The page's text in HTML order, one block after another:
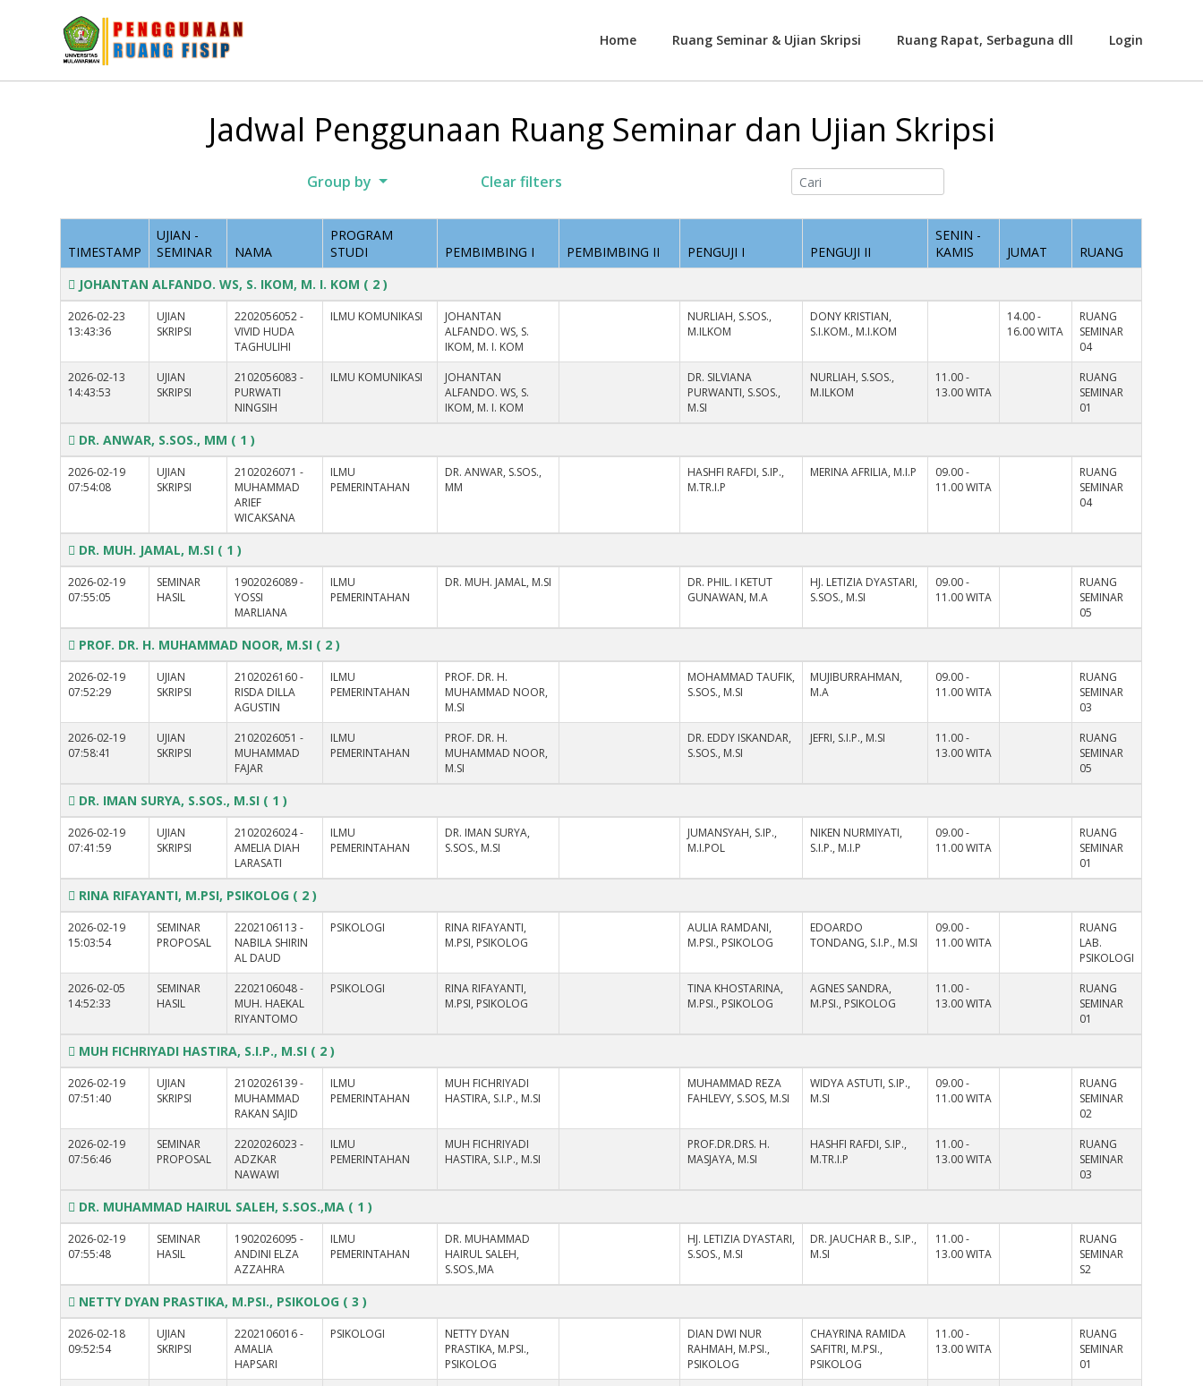
Home Ruang Seminar & Ujian Skripsi Ruang Rapat, Serbaguna dll Login
Jadwal Penggunaan Ruang Seminar dan Ujian Skripsi
Group by Clear filters
TIMESTAMP
UJIAN -
SEMINAR
NAMA
PROGRAM
STUDI
PEMBIMBING I PEMBIMBING II PENGUJI I PENGUJI II
SENIN -
KAMIS
JUMAT
RUANG
JOHANTAN ALFANDO. WS, S. IKOM, M. I. KOM ( 2 )
2026-02-23
13:43:36
UJIAN
SKRIPSI
2202056052 -
VIVID HUDA
TAGHULIHI
ILMU KOMUNIKASI
JOHANTAN
ALFANDO. WS, S.
IKOM, M. I. KOM
NURLIAH, S.SOS.,
M.ILKOM
DONY KRISTIAN,
S.I.KOM., M.I.KOM
14.00 -
16.00 WITA
RUANG
SEMINAR
04
2026-02-13
14:43:53
UJIAN
SKRIPSI
2102056083 -
PURWATI
NINGSIH
ILMU KOMUNIKASI
JOHANTAN
ALFANDO. WS, S.
IKOM, M. I. KOM
DR. SILVIANA
PURWANTI, S.SOS.,
M.SI
NURLIAH, S.SOS.,
M.ILKOM
11.00 -
13.00 WITA
RUANG
SEMINAR
01
DR. ANWAR, S.SOS., MM ( 1 )
2026-02-19
07:54:08
UJIAN
SKRIPSI
2102026071 -
MUHAMMAD
ARIEF
WICAKSANA
ILMU
PEMERINTAHAN
DR. ANWAR, S.SOS.,
MM
HASHFI RAFDI, S.IP.,
M.TR.I.P
MERINA AFRILIA, M.I.P
09.00 -
11.00 WITA
RUANG
SEMINAR
04
DR. MUH. JAMAL, M.SI ( 1 )
2026-02-19
07:55:05
SEMINAR
HASIL
1902026089 -
YOSSI
MARLIANA
ILMU
PEMERINTAHAN
DR. MUH. JAMAL, M.SI
DR. PHIL. I KETUT
GUNAWAN, M.A
HJ. LETIZIA DYASTARI,
S.SOS., M.SI
09.00 -
11.00 WITA
RUANG
SEMINAR
05
PROF. DR. H. MUHAMMAD NOOR, M.SI ( 2 )
2026-02-19
07:52:29
UJIAN
SKRIPSI
2102026160 -
RISDA DILLA
AGUSTIN
ILMU
PEMERINTAHAN
PROF. DR. H.
MUHAMMAD NOOR,
M.SI
MOHAMMAD TAUFIK,
S.SOS., M.SI
MUJIBURRAHMAN,
M.A
09.00 -
11.00 WITA
RUANG
SEMINAR
03
2026-02-19
07:58:41
UJIAN
SKRIPSI
2102026051 -
MUHAMMAD
FAJAR
ILMU
PEMERINTAHAN
PROF. DR. H.
MUHAMMAD NOOR,
M.SI
DR. EDDY ISKANDAR,
S.SOS., M.SI
JEFRI, S.I.P., M.SI
11.00 -
13.00 WITA
RUANG
SEMINAR
05
DR. IMAN SURYA, S.SOS., M.SI ( 1 )
2026-02-19
07:41:59
UJIAN
SKRIPSI
2102026024 -
AMELIA DIAH
LARASATI
ILMU
PEMERINTAHAN
DR. IMAN SURYA,
S.SOS., M.SI
JUMANSYAH, S.IP.,
M.I.POL
NIKEN NURMIYATI,
S.I.P., M.I.P
09.00 -
11.00 WITA
RUANG
SEMINAR
01
RINA RIFAYANTI, M.PSI, PSIKOLOG ( 2 )
2026-02-19
15:03:54
SEMINAR
PROPOSAL
2202106113 -
NABILA SHIRIN
AL DAUD
PSIKOLOGI
RINA RIFAYANTI,
M.PSI, PSIKOLOG
AULIA RAMDANI,
M.PSI., PSIKOLOG
EDOARDO
TONDANG, S.I.P., M.SI
09.00 -
11.00 WITA
RUANG
LAB.
PSIKOLOGI
2026-02-05
14:52:33
SEMINAR
HASIL
2202106048 -
MUH. HAEKAL
RIYANTOMO
PSIKOLOGI
RINA RIFAYANTI,
M.PSI, PSIKOLOG
TINA KHOSTARINA,
M.PSI., PSIKOLOG
AGNES SANDRA,
M.PSI., PSIKOLOG
11.00 -
13.00 WITA
RUANG
SEMINAR
01
MUH FICHRIYADI HASTIRA, S.I.P., M.SI ( 2 )
2026-02-19
07:51:40
UJIAN
SKRIPSI
2102026139 -
MUHAMMAD
RAKAN SAJID
ILMU
PEMERINTAHAN
MUH FICHRIYADI
HASTIRA, S.I.P., M.SI
MUHAMMAD REZA
FAHLEVY, S.SOS, M.SI
WIDYA ASTUTI, S.IP.,
M.SI
09.00 -
11.00 WITA
RUANG
SEMINAR
02
2026-02-19
07:56:46
SEMINAR
PROPOSAL
2202026023 -
ADZKAR
NAWAWI
ILMU
PEMERINTAHAN
MUH FICHRIYADI
HASTIRA, S.I.P., M.SI
PROF.DR.DRS. H.
MASJAYA, M.SI
HASHFI RAFDI, S.IP.,
M.TR.I.P
11.00 -
13.00 WITA
RUANG
SEMINAR
03
DR. MUHAMMAD HAIRUL SALEH, S.SOS.,MA ( 1 )
2026-02-19
07:55:48
SEMINAR
HASIL
1902026095 -
ANDINI ELZA
AZZAHRA
ILMU
PEMERINTAHAN
DR. MUHAMMAD
HAIRUL SALEH,
S.SOS.,MA
HJ. LETIZIA DYASTARI,
S.SOS., M.SI
DR. JAUCHAR B., S.IP.,
M.SI
11.00 -
13.00 WITA
RUANG
SEMINAR
S2
NETTY DYAN PRASTIKA, M.PSI., PSIKOLOG ( 3 )
2026-02-18
09:52:54
UJIAN
SKRIPSI
2202106016 -
AMALIA
HAPSARI
PSIKOLOGI
NETTY DYAN
PRASTIKA, M.PSI.,
PSIKOLOG
DIAN DWI NUR
RAHMAH, M.PSI.,
PSIKOLOG
CHAYRINA RAMIDA
SAFITRI, M.PSI.,
PSIKOLOG
11.00 -
13.00 WITA
RUANG
SEMINAR
01